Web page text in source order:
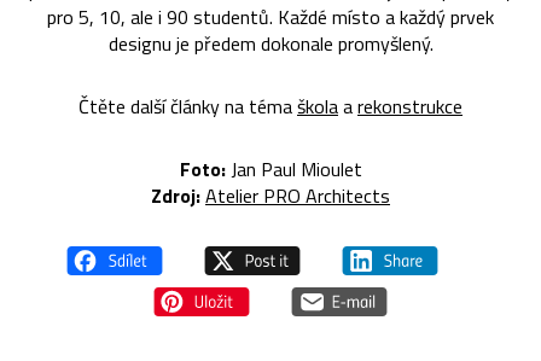
pro 5, 10, ale i 90 studentů. Každé místo a každý prvek
designu je předem dokonale promyšlený.
Čtěte další články na témaškolaarekonstrukce
Foto:Jan Paul Mioulet
Zdroj:Atelier PRO Architects